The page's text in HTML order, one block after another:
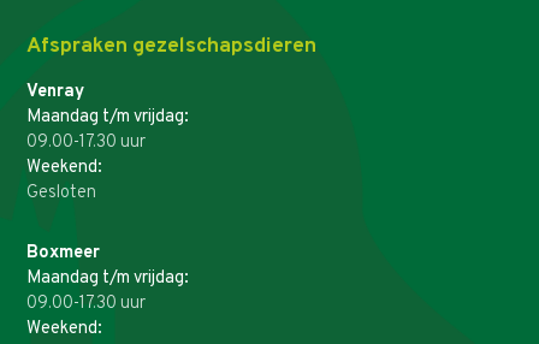
Afspraken gezelschapsdieren
Venray
Maandag t/m vrijdag:
09.00-17.30 uur
Weekend:
Gesloten
Boxmeer
Maandag t/m vrijdag:
09.00-17.30 uur
Weekend: